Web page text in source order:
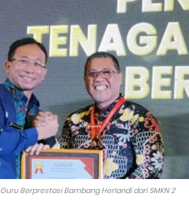
Guru Berprestasi Bambang Herlandi dari SMKN 2